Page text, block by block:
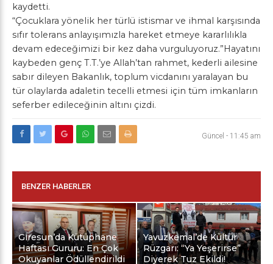
kaydetti.
“Çocuklara yönelik her türlü istismar ve ihmal karşısında
sıfır tolerans anlayışımızla hareket etmeye kararlılıkla
devam edeceğimizi bir kez daha vurguluyoruz.”Hayatını
kaybeden genç T.T.’ye Allah’tan rahmet, kederli ailesine
sabır dileyen Bakanlık, toplum vicdanını yaralayan bu
tür olaylarda adaletin tecelli etmesi için tüm imkanların
seferber edileceğinin altını çizdi.
Güncel - 11:45 am
BENZER HABERLER
Giresun’da Kütüphane
Haftası Gururu: En Çok
Okuyanlar Ödüllendirildi
Yavuzkemal’de Kültür
Rüzgarı: “Ya Yeşerirse”
Diyerek Tuz Ekildi!